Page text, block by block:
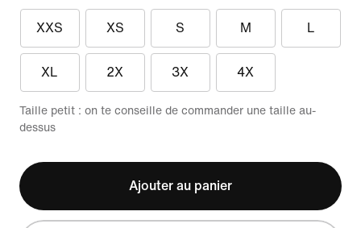
XXS XS S M L
XL 2X 3X 4X
Taille petit : on te conseille de commander une taille au-
dessus
Ajouter au panier